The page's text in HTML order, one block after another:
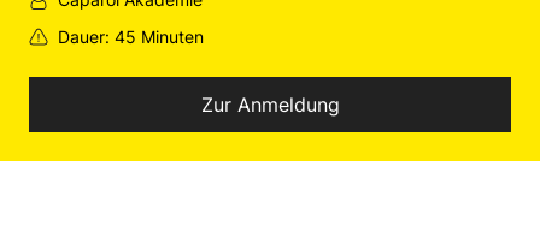
Dauer: 45 Minuten
Zur Anmeldung